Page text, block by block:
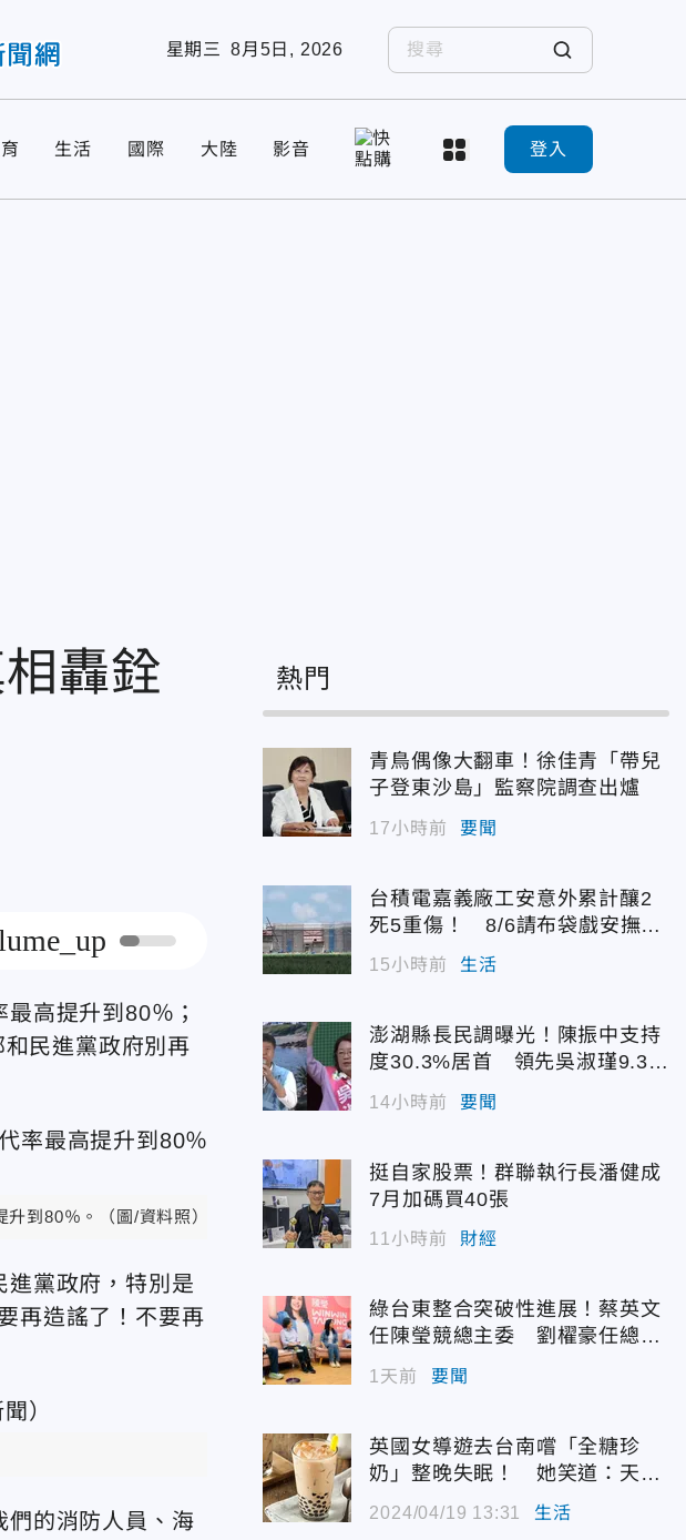
星期三 8月5日, 2026
生活 國際 大陸 影音 登入
轟銓
高提升到80％；
民進黨政府別再
到80％。（圖/資料照）
進黨政府，特別是
再造謠了！不要再
們的消防人員、海
熱門
青鳥偶像大翻車！徐佳青「帶兒
子登東沙島」監察院調查出爐
17小時前 要聞
台積電嘉義廠工安意外累計釀2
死5重傷！ 8/6請布袋戲安撫好
兄弟
15小時前 生活
澎湖縣長民調曝光！陳振中支持
度30.3%居首 領先吳淑瑾9.3個
百分點
14小時前 要聞
挺自家股票！群聯執行長潘健成
7月加碼買40張
11小時前 財經
綠台東整合突破性進展！蔡英文
任陳瑩競總主委 劉櫂豪任總幹
1天前 要聞
英國女導遊去台南嚐「全糖珍
奶」整晚失眠！ 她笑道：天大
2024/04/19 13:31 生活